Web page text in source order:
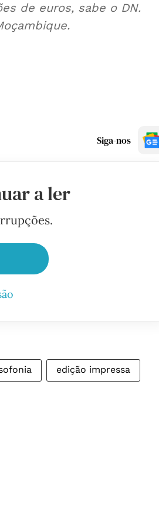
de euros, sabe o DN.
Siga-nos
a ler
edição impressa